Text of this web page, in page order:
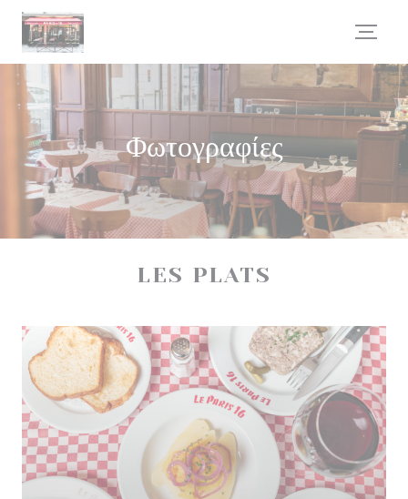
Πίνακας διαχείρισης "Μπισκότων" (Cookies)
Φωτογραφίες
LES PLATS